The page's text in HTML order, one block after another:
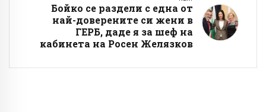
Бойко се раздели с една от
най-доверените си жени в
ГЕРБ, даде я за шеф на
кабинета на Росен Желязков